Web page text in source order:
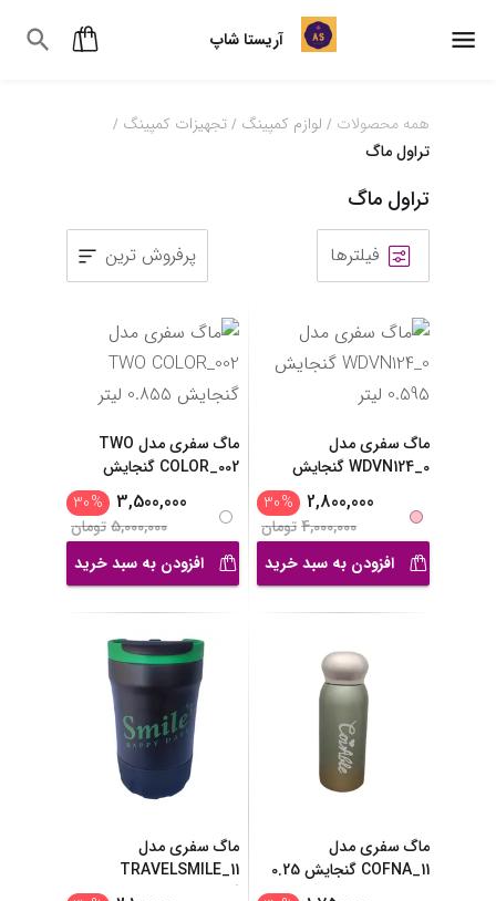
آریستا شاپ
همه محصولات / لوازم کمپینگ / تجهیزات کمپینگ /
تراول ماگ
تراول ماگ
فیلترها پرفروش ترین
ماگ سفری مدل
WDVN124_0 گنجایش
2,800,000
%
30
4,000,000تومان
افزودن به سبد خرید
ماگ سفری مدل TWO
COLOR_002 گنجایش
3,500,000
%
30
5,000,000تومان
افزودن به سبد خرید
ماگ سفری مدل
COFNA_11 گنجایش 0.25
ماگ سفری مدل
TRAVELSMILE_11
گنجایش 0.4
3